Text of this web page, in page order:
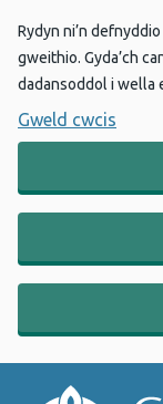
Rydyn ni’n
gweithio. Gyda’ch
dadansoddol i wella
Gweld cwcis